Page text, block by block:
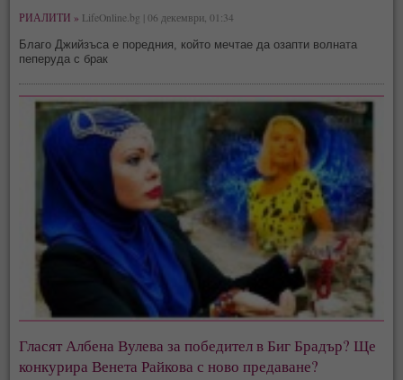
РИАЛИТИ » LifeOnline.bg | 06 декември, 01:34
Благо Джийзъса е поредния, който мечтае да озапти волната
пеперуда с брак
Гласят Албена Вулева за победител в Биг Брадър? Ще
конкурира Венета Райкова с ново предаване?